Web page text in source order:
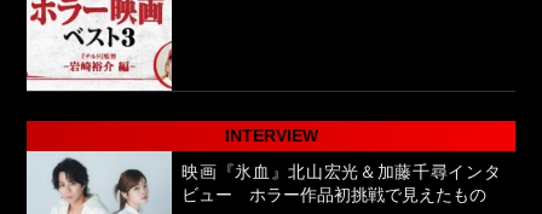
INTERVIEW
映画『氷血』北山宏光＆加藤千尋インタ
ビュー ホラー作品初挑戦で見えたもの